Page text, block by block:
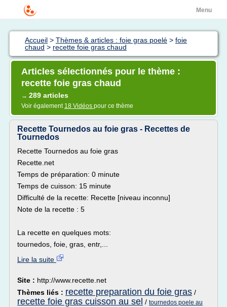
Menu
Accueil > Thèmes & articles : foie gras poelé > foie
chaud > recette foie gras chaud
Articles sélectionnés pour le thème :
recette foie gras chaud
→ 289 articles
Voir également 18 Vidéos pour ce thème
Recette Tournedos au foie gras - Recettes de
Tournedos
Recette Tournedos au foie gras
Recette.net
Temps de préparation: 0 minute
Temps de cuisson: 15 minute
Difficulté de la recette: Recette [niveau inconnu]
Note de la recette : 5
La recette en quelques mots:
tournedos, foie, gras, entr,...
Lire la suite
Site : http://www.recette.net
Thèmes liés : recette preparation du foie gras /
recette foie gras cuisson au sel / tournedos poele au